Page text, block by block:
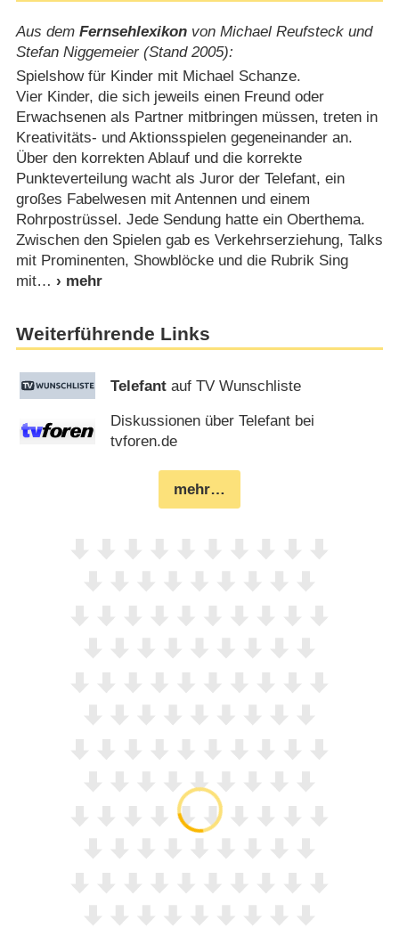
Aus dem Fernsehlexikonvon Michael Reufsteck und
Stefan Niggemeier (Stand 2005):
Spielshow für Kinder mit Michael Schanze.
Vier Kinder, die sich jeweils einen Freund oder
Erwachsenen als Partner mitbringen müssen, treten in
Kreativitäts- und Aktionsspielen gegeneinander an.
Über den korrekten Ablauf und die korrekte
Punkteverteilung wacht als Juror der Telefant, ein
großes Fabelwesen mit Antennen und einem
Rohrpostrüssel. Jede Sendung hatte ein Oberthema.
Zwischen den Spielen gab es Verkehrserziehung, Talks
mit Prominenten, Showblöcke und die Rubrik Sing
mit
Weiterführende Links
Telefant auf TV Wunschliste
Diskussionen über Telefant bei
tvforen.de
mehr…